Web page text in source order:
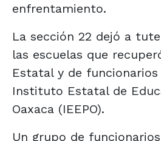
enfrentamiento.
La sección 22 dejó a
las escuelas que
Estatal y de
Instituto Estatal de
Oaxaca (IEEPO).
Un grupo de